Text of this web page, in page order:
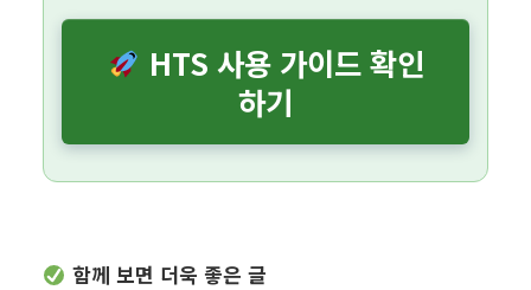
HTS 사용 가이드 확인
하기
함께 보면 더욱 좋은 글